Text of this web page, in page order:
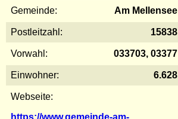
Gemeinde: Am Mellensee
Postleitzahl: 15838
Vorwahl: 033703, 03377
Einwohner: 6.628
Webseite:
https://www.gemeinde-am-